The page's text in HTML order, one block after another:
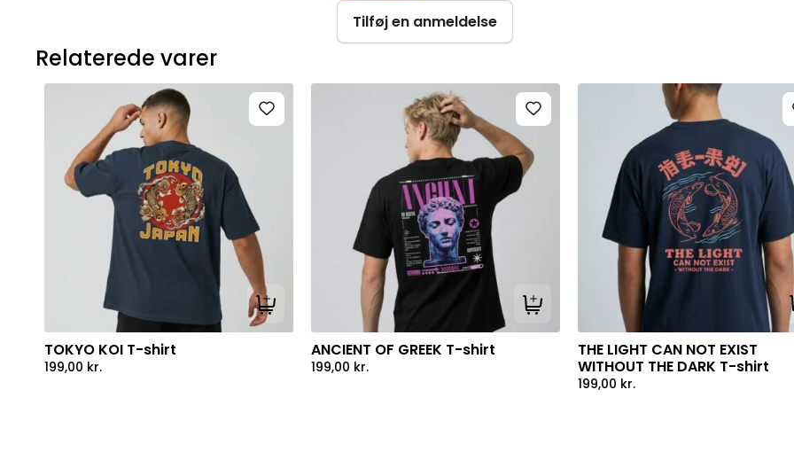
Tilføj en anmeldelse
Relaterede varer
Tilføj til kurv
TOKYO KOI T-shirt
199,00 kr.
Tilføj til kurv
ANCIENT OF GREEK T-shirt
199,00 kr.
THE LIGHT CAN NOT EXIST
WITHOUT THE DARK T-shirt
199,00 kr.